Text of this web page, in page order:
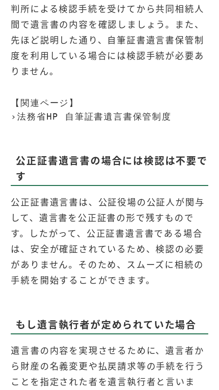
判所による検認手続を受けてから共同相続人
間で遺言書の内容を確認しましょう。また、
先ほど説明した通り、自筆証書遺言書保管制
度を利用している場合には検認手続が必要あ
りません。
›法務省HP 自筆証書遺言書保管制度
公正証書遺言書の場合には検認は不要で
す
公正証書遺言書は、公証役場の公証人が関与
して、遺言書を公正証書の形で残すもので
す。したがって、公正証書遺言書である場合
は、安全が確証されているため、検認の必要
がありません。そのため、スムーズに相続の
手続を開始することができます。
もし遺言執行者が定められていた場合
遺言書の内容を実現させるために、遺言者か
ら財産の名義変更や払戻請求等の手続を行う
ことを指定された者を遺言執行者と言いま